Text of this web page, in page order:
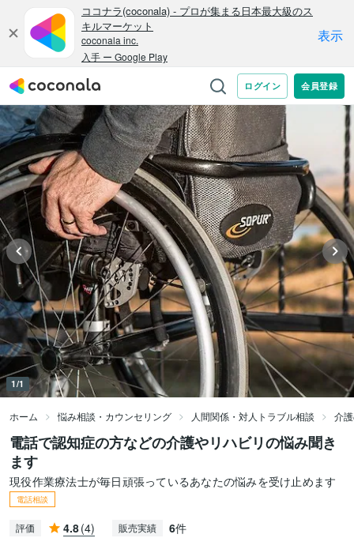
1/1
ホーム 悩み相談・カウンセリング 人間関係・対人トラブル相談 介
電話で認知症の方などの介護やリハビリの悩み聞き
ます
現役作業療法士が毎日頑張っているあなたの悩みを受け止めます
電話相談
評価 4.8(4) 販売実績 6件